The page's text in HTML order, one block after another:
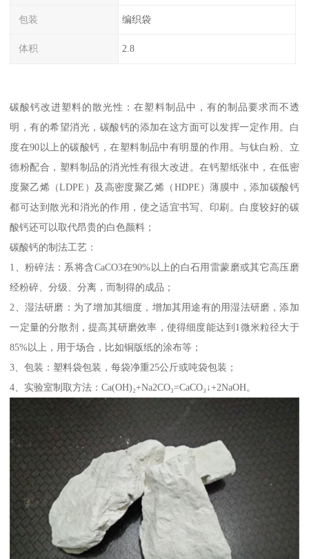
包装 编织袋
体积 2.8
碳酸钙改进塑料的散光性：在塑料制品中，有的制品要求而不透
明，有的希望消光，碳酸钙的添加在这方面可以发挥一定作用。白
度在90以上的碳酸钙，在塑料制品中有明显的作用。与钛白粉、立
德粉配合，塑料制品的消光性有很大改进。在钙塑纸张中，在低密
度聚乙烯（LDPE）及高密度聚乙烯（HDPE）薄膜中，添加碳酸钙
都可达到散光和消光的作用，使之适宜书写、印刷。白度较好的碳
酸钙还可以取代昂贵的白色颜料；
碳酸钙的制法工艺：
1、粉碎法：系将含CaCO3在90%以上的白石用雷蒙磨或其它高压磨
经粉碎、分级、分离，而制得的成品；
2、湿法研磨：为了增加其细度，增加其用途有的用湿法研磨，添加
一定量的分散剂，提高其研磨效率，使得细度能达到1微米粒径大于
85%以上，用于场合，比如铜版纸的涂布等；
3、包装：塑料袋包装，每袋净重25公斤或吨袋包装；
4、实验室制取方法：Ca(OH)₂+Na2CO₃=CaCO₃↓+2NaOH。